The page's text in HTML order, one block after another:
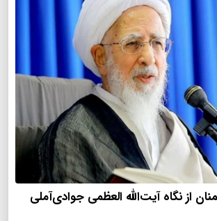
از نگاه آیت‌الله العظمی جوادی‌آملی